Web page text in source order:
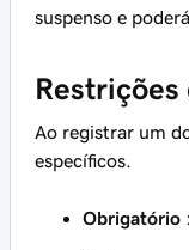
suspenso e
Ao registrar um
específicos.
Obrigatório